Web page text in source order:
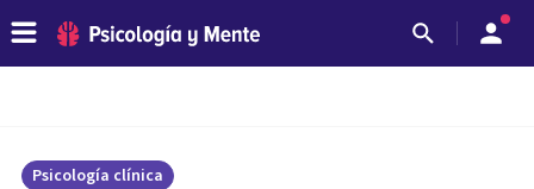
Psicología clínica